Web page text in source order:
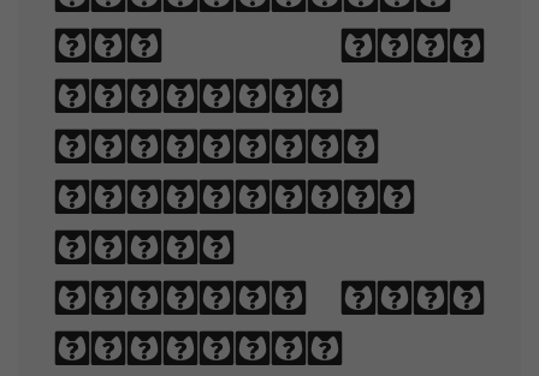
of type
involves
selecting
typefaces,
point
sizes, line
lengths,